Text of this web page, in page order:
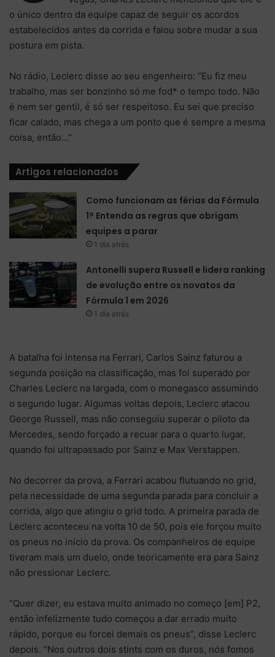
o único dentro da equipe capaz de seguir os acordos
estabelecidos antes da corrida e falou sobre mudar a sua
postura em pista.
No rádio, Leclerc disse ao seu engenheiro: “Eu fiz meu
trabalho, mas ser bonzinho só me fod* o tempo todo. Não
é nem ser gentil, é só ser respeitoso. Eu sei que preciso
ficar calado, mas chega a um ponto que é sempre a mesma
coisa, então…”
Artigos relacionados
Como funcionam as férias da Fórmula
1? Entenda as regras que obrigam
equipes a parar
1 dia atrás
Antonelli supera Russell e lidera ranking
de evolução entre os novatos da
Fórmula 1 em 2026
1 dia atrás
A batalha foi intensa na Ferrari, Carlos Sainz faturou a
segunda posição na classificação, mas foi superado por
Charles Leclerc na largada, com o monegasco assumindo
o segundo lugar. Algumas voltas depois, Leclerc atacou
George Russell, mas não conseguiu superar o piloto da
Mercedes, sendo forçado a recuar para o quarto lugar,
quando foi ultrapassado por Sainz e Max Verstappen.
No decorrer da prova, a Ferrari acabou flutuando no grid,
pela necessidade de uma segunda parada para concluir a
corrida, algo que atingiu o grid todo. A primeira parada de
Leclerc aconteceu na volta 10 de 50, pois ele forçou muito
os pneus no início da prova. Os companheiros de equipe
tiveram mais um duelo, onde teoricamente era para Sainz
não pressionar Leclerc.
“Quer dizer, eu estava muito animado no começo [em] P2,
então infelizmente tudo começou a dar errado muito
rápido, porque eu forcei demais os pneus”, disse Leclerc
depois. “Nos outros dois stints com os duros, nós fomos